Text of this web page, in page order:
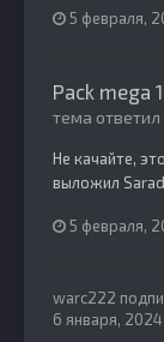
5 февраля,
Pack mega
тема ответил
Не качайте,
выложил
5 февраля,
warc222
6 января, 2024